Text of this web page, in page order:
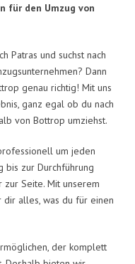
für den Umzug von
Patras und suchst nach
Dann
genau richtig! Mit uns
ganz egal ob du nach
von Bottrop umziehst.
um jeden
bis zur Durchführung
Seite. Mit unserem
alles, was du für einen
der komplett